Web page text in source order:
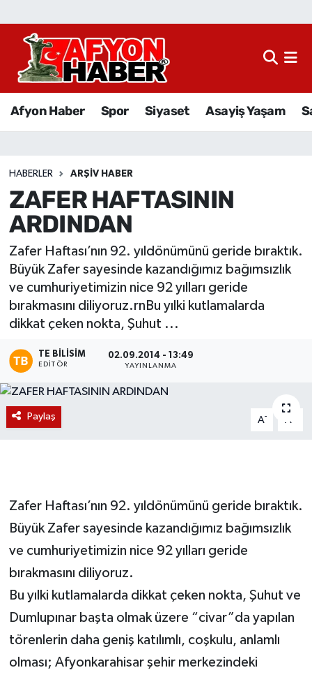
Afyon Haber Spor Siyaset Asayiş Yaşam
HABERLER ARŞIV HABER
ZAFER HAFTASININ
ARDINDAN
Zafer Haftası’nın 92. yıldönümünü geride bıraktık.
Büyük Zafer sayesinde kazandığımız bağımsızlık
ve cumhuriyetimizin nice 92 yılları geride
bırakmasını diliyoruz.rnBu yılki kutlamalarda
dikkat çeken nokta, Şuhut ...
TE BILISIM
EDITÖR
02.09.2014 - 13:49
YAYINLANMA
Paylaş A- A
Zafer Haftası’nın 92. yıldönümünü geride bıraktık.
Büyük Zafer sayesinde kazandığımız bağımsızlık
ve cumhuriyetimizin nice 92 yılları geride
bırakmasını diliyoruz.
Bu yılki kutlamalarda dikkat çeken nokta, Şuhut ve
Dumlupınar başta olmak üzere “civar”da yapılan
törenlerin daha geniş katılımlı, coşkulu, anlamlı
olması; Afyonkarahisar şehir merkezindeki
Afyon Haber
Sağlık
Eğitim
Sivil Toplum
Ekonomi